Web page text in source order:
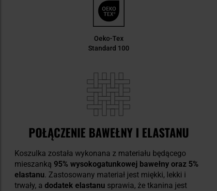
Oeko-Tex
Standard 100
POŁĄCZENIE BAWEŁNY I ELASTANU
Koszulka została wykonana z materiału będącego
mieszanką 95% wysokogatunkowej bawełny oraz 5%
elastanu. Zastosowany materiał jest miękki, lekki i
trwały, a dodatek elastanu sprawia, że tkanina jest